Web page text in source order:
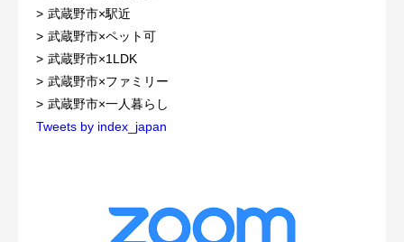
武蔵野市×駅近
武蔵野市×ペット可
武蔵野市×1LDK
武蔵野市×ファミリー
武蔵野市×一人暮らし
Tweets by index_japan